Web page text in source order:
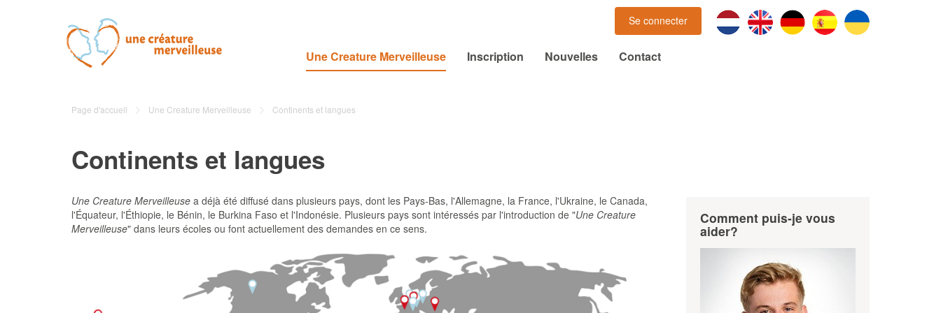
Se connecter
Une Creature Merveilleuse Inscription Nouvelles Contact
Page d'accueil Une Creature Merveilleuse Continents et langues
Continents et langues
Une Creature Merveilleuse a déjà été diffusé dans plusieurs pays, dont les Pays-Bas, l'Allemagne, la France, l'Ukraine, le Canada,
l'Équateur, l'Éthiopie, le Bénin, le Burkina Faso et l'Indonésie. Plusieurs pays sont intéressés par l'introduction de "Une Creature
Merveilleuse" dans leurs écoles ou font actuellement des demandes en ce sens.
Comment puis-je vous
aider?